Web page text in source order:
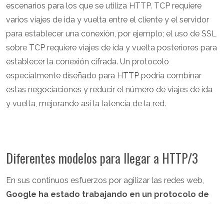
escenarios para los que se utiliza HTTP. TCP requiere
varios viajes de ida y vuelta entre el cliente y el servidor
para establecer una conexión, por ejemplo; el uso de SSL
sobre TCP requiere viajes de ida y vuelta posteriores para
establecer la conexión cifrada. Un protocolo
especialmente diseñado para HTTP podría combinar
estas negociaciones y reducir el número de viajes de ida
y vuelta, mejorando así la latencia de la red.
Diferentes modelos para llegar a HTTP/3
En sus continuos esfuerzos por agilizar las redes web,
Google ha estado trabajando en un protocolo de